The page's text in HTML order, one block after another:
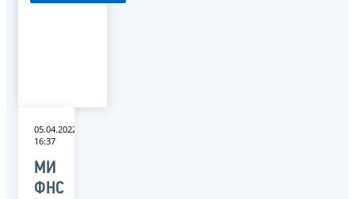
05.04.2022
16:37
МИ
ФНС